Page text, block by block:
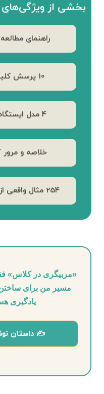
بخشی از
راهنمای
10 پرسش کلیدی در آغاز هر فصل
4 مدل ایستگاه تعاملی در هر فصل
خلاصه و
254 مثال واقعی از اجرای متدهای مربیگری
«مربیگری در کلاس»
مسیر من برای
یادگیری
✍️ داستان